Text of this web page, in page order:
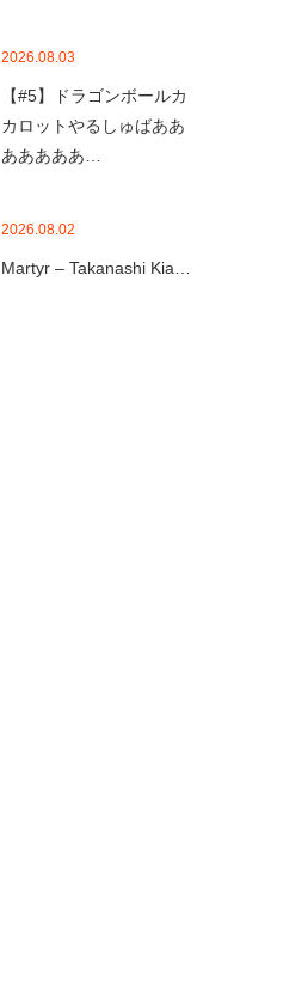
2026.08.03
【#5】ドラゴンボールカ
カロットやるしゅばああ
あああああ…
2026.08.02
Martyr – Takanashi Kia…